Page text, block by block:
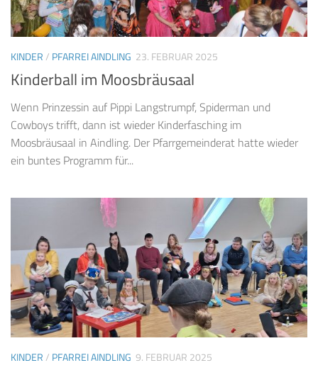
KINDER/ PFARREI AINDLING 23. FEBRUAR 2025
Kinderball im Moosbräusaal
Wenn Prinzessin auf Pippi Langstrumpf, Spiderman und
Cowboys trifft, dann ist wieder Kinderfasching im
Moosbräusaal in Aindling. Der Pfarrgemeinderat hatte wieder
ein buntes Programm für...
KINDER/ PFARREI AINDLING 9. FEBRUAR 2025